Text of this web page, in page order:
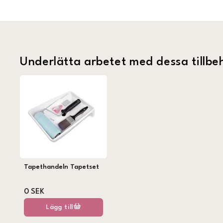
Underlätta arbetet med dessa
Tapethandeln Tapetset
0 SEK
Lägg till